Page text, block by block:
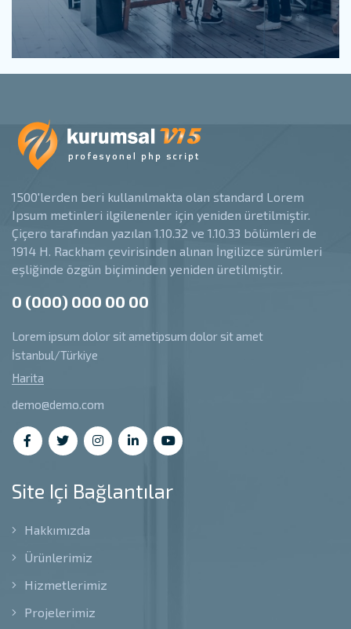
1500'lerden beri kullanılmakta olan standard Lorem
Ipsum metinleri ilgilenenler için yeniden üretilmiştir.
Çiçero tarafından yazılan 1.10.32 ve 1.10.33 bölümleri de
1914 H. Rackham çevirisinden alınan İngilizce sürümleri
eşliğinde özgün biçiminden yeniden üretilmiştir.
0 (000) 000 00 00
Lorem ipsum dolor sit ametipsum dolor sit amet
İstanbul/Türkiye
Harita
demo@demo.com
Site Içi Bağlantılar
Hakkımızda
Ürünlerimiz
Hizmetlerimiz
Projelerimiz